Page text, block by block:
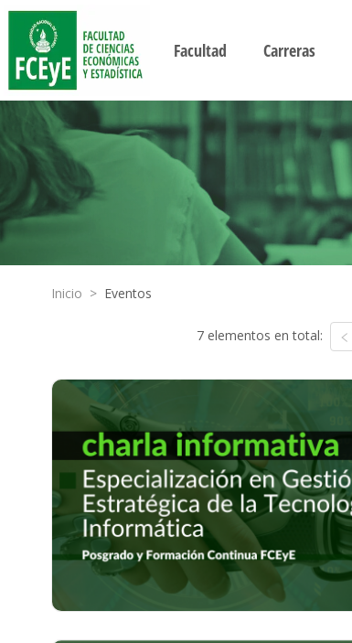
Facultad Carreras
Inicio > Eventos
7 elementos en total: